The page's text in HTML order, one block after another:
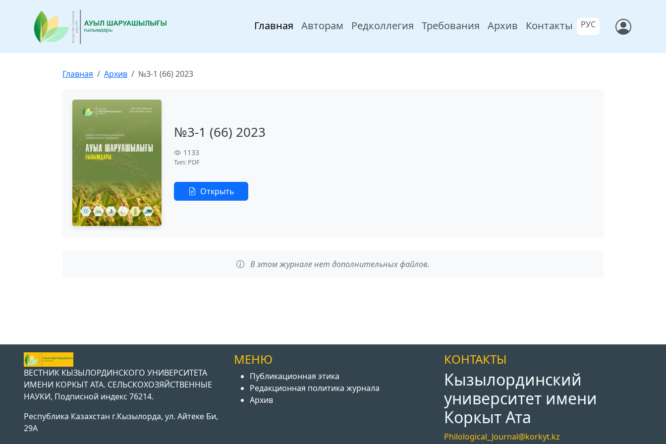
Главная Авторам Редколлегия Требования Архив Контакты РУС
Главная Архив №3-1 (66) 2023
№3-1 (66) 2023
1133
Тип: PDF
Открыть
В этом журнале нет дополнительных файлов.
ВЕСТНИК КЫЗЫЛОРДИНСКОГО УНИВЕРСИТЕТА
ИМЕНИ КОРКЫТ АТА. СЕЛЬСКОХОЗЯЙСТВЕННЫЕ
НАУКИ, Подписной индекс 76214.
Республика Казахстан г.Кызылорда, ул. Айтеке Би,
29А
МЕНЮ
Публикационная этика
Редакционная политика журнала
Архив
КОНТАКТЫ
Кызылординский
университет имени
Коркыт Ата
Philological_Journal@korkyt.kz